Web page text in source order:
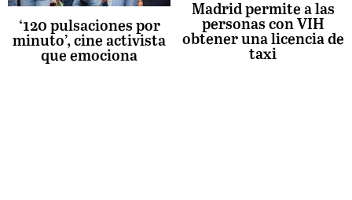
‘120 pulsaciones por
minuto’, cine activista
que emociona
Madrid permite a las
personas con VIH
obtener una licencia de
taxi